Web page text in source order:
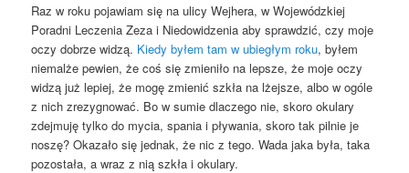
Raz w roku pojawiam się na ulicy Wejhera, w Wojewódzkiej
Poradni Leczenia Zeza i Niedowidzenia aby sprawdzić, czy moje
oczy dobrze widzą. Kiedy byłem tam w ubiegłym roku, byłem
niemalże pewien, że coś się zmieniło na lepsze, że moje oczy
widzą już lepiej, że mogę zmienić szkła na lżejsze, albo w ogóle
z nich zrezygnować. Bo w sumie dlaczego nie, skoro okulary
zdejmuję tylko do mycia, spania i pływania, skoro tak pilnie je
noszę? Okazało się jednak, że nic z tego. Wada jaka była, taka
pozostała, a wraz z nią szkła i okulary.